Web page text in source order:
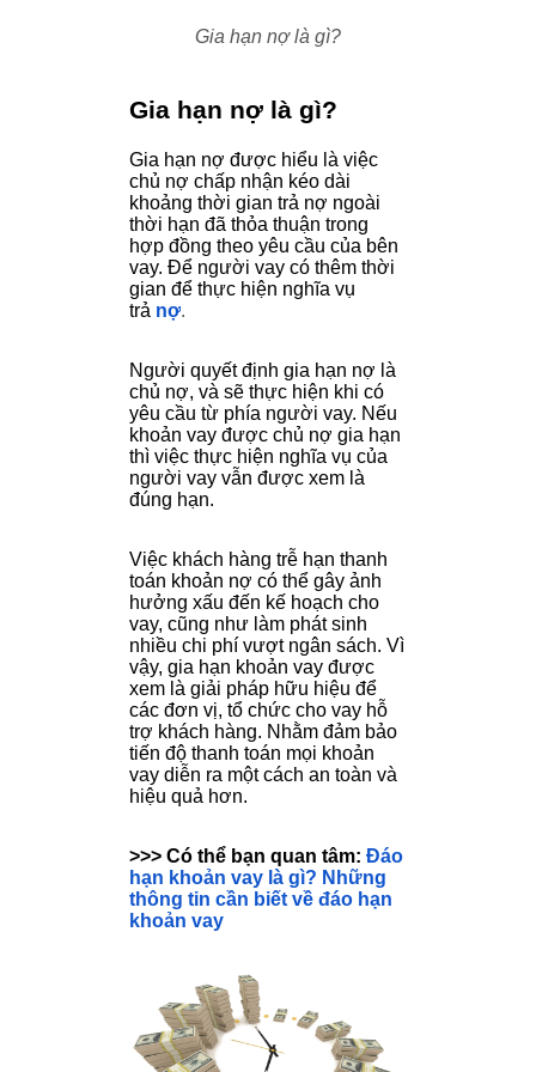
Gia hạn nợ là gì?
Gia hạn nợ là gì?
Gia hạn nợ được hiểu là việc
chủ nợ chấp nhận kéo dài
khoảng thời gian trả nợ ngoài
thời hạn đã thỏa thuận trong
hợp đồng theo yêu cầu của bên
vay. Để người vay có thêm thời
gian để thực hiện nghĩa vụ
trả nợ.
Người quyết định gia hạn nợ là
chủ nợ, và sẽ thực hiện khi có
yêu cầu từ phía người vay. Nếu
khoản vay được chủ nợ gia hạn
thì việc thực hiện nghĩa vụ của
người vay vẫn được xem là
đúng hạn.
Việc khách hàng trễ hạn thanh
toán khoản nợ có thể gây ảnh
hưởng xấu đến kế hoạch cho
vay, cũng như làm phát sinh
nhiều chi phí vượt ngân sách. Vì
vậy, gia hạn khoản vay được
xem là giải pháp hữu hiệu để
các đơn vị, tổ chức cho vay hỗ
trợ khách hàng. Nhằm đảm bảo
tiến độ thanh toán mọi khoản
vay diễn ra một cách an toàn và
hiệu quả hơn.
>>> Có thể bạn quan tâm: Đáo
hạn khoản vay là gì? Những
thông tin cần biết về đáo hạn
khoản vay